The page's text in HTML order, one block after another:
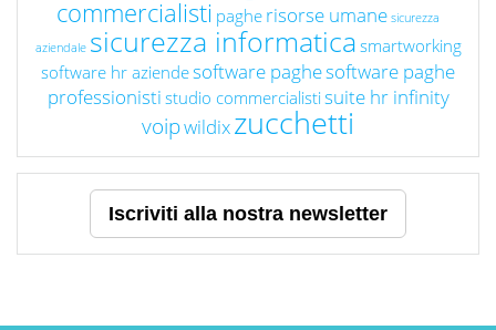
commercialisti paghe risorse umane sicurezza
aziendale sicurezza informatica smartworking
software hr aziendesoftware paghesoftware paghe
professionisti studio commercialisti suite hr infinity
voipwildixzucchetti
Iscriviti alla nostra newsletter